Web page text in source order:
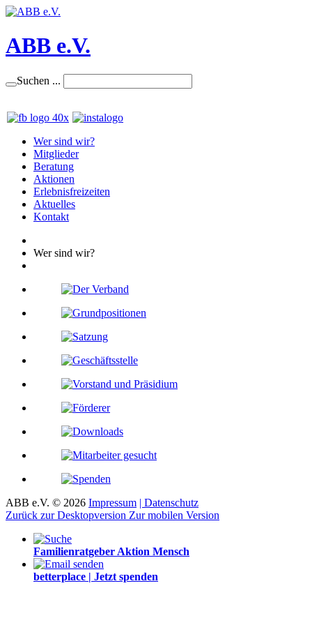
ABB e.V.
Suchen ...
Wer sind wir?
Mitglieder
Beratung
Aktionen
Erlebnisfreizeiten
Aktuelles
Kontakt
Wer sind wir?
ABB e.V. © 2026 Impressum | Datenschutz
Zurück zur Desktopversion Zur mobilen Version
Familienratgeber Aktion Mensch
betterplace | Jetzt spenden